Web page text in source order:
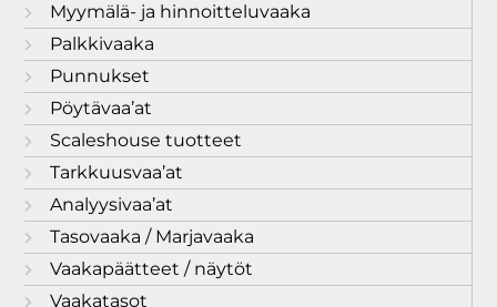
Myymälä- ja hinnoitteluvaaka
Palkkivaaka
Punnukset
Pöytävaa’at
Scaleshouse tuotteet
Tarkkuusvaa’at
Analyysivaa’at
Tasovaaka / Marjavaaka
Vaakapäätteet / näytöt
Vaakatasot